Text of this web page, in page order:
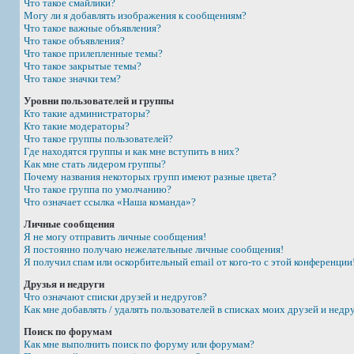
Что такое смайлики?
Могу ли я добавлять изображения к сообщениям?
Что такое важные объявления?
Что такое объявления?
Что такое прилепленные темы?
Что такое закрытые темы?
Что такое значки тем?
Уровни пользователей и группы
Кто такие администраторы?
Кто такие модераторы?
Что такое группы пользователей?
Где находятся группы и как мне вступить в них?
Как мне стать лидером группы?
Почему названия некоторых групп имеют разные цвета?
Что такое группа по умолчанию?
Что означает ссылка «Наша команда»?
Личные сообщения
Я не могу отправить личные сообщения!
Я постоянно получаю нежелательные личные сообщения!
Я получил спам или оскорбительный email от кого-то с этой конференции!
Друзья и недруги
Что означают списки друзей и недругов?
Как мне добавлять / удалять пользователей в списках моих друзей и
Поиск по форумам
Как мне выполнить поиск по форуму или форумам?